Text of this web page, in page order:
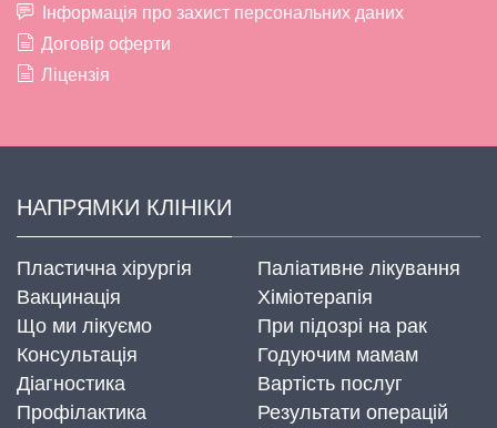
Інформація про захист персональних даних
Договір оферти
Ліцензія
НАПРЯМКИ КЛІНІКИ
Пластична хірургія
Вакцинація
Що ми лікуємо
Консультація
Діагностика
Профілактика
Паліативне лікування
Хіміотерапія
При підозрі на рак
Годуючим мамам
Вартість послуг
Результати операцій